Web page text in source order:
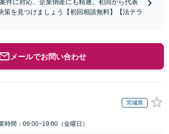
件に対応、企業倒産にも精通。初回から代表
を見つけましょう【初回相談無料】【法テラ
メールでお問い合わせ
宮城県
時間：09:00~19:00（金曜日）